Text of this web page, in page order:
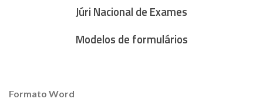
Júri Nacional de Exames
Modelos de formulários
Formato Word